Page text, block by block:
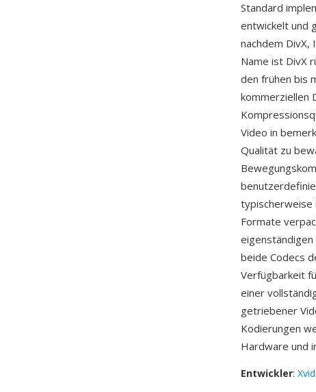
Standard
entwickelt und
nachdem DivX,
Name ist DivX
den frühen bis
kommerziellen
Video in
Qualität zu
typischerweise
Formate
beide Codecs
Verfügbarkeit
einer
getriebener
Kodierungen
Hardware und
Entwickler: